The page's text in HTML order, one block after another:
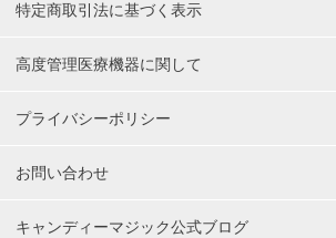
特定商取引法に基づく表示
高度管理医療機器に関して
プライバシーポリシー
お問い合わせ
キャンディーマジック公式ブログ